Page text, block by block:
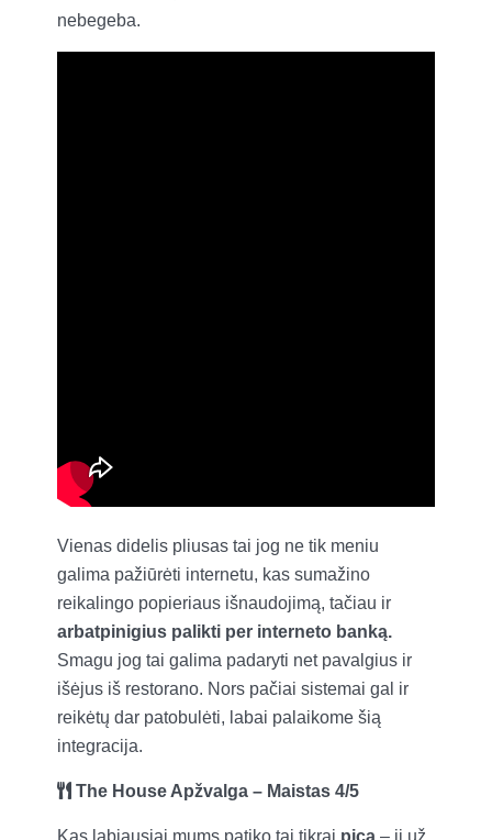
nebegeba.
Vienas didelis pliusas tai jog ne tik meniu
galima pažiūrėti internetu, kas sumažino
reikalingo popieriaus išnaudojimą, tačiau ir
arbatpinigius palikti per interneto banką.
Smagu jog tai galima padaryti net pavalgius ir
išėjus iš restorano. Nors pačiai sistemai gal ir
reikėtų dar patobulėti, labai palaikome šią
integracija.
The House Apžvalga – Maistas 4/5
Kas labiausiai mums patiko tai tikrai pica – ji už